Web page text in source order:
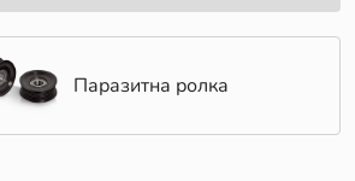
Паразитна ролка